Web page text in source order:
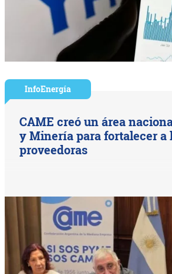
InfoEnergía
CAME creó un área
y Minería para fortalecer a
proveedoras